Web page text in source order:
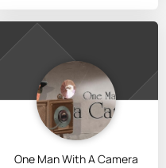
One Man With A Camera